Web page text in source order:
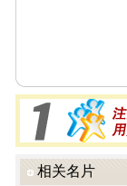
相关名片